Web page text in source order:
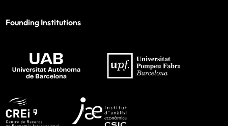
Founding Institutions